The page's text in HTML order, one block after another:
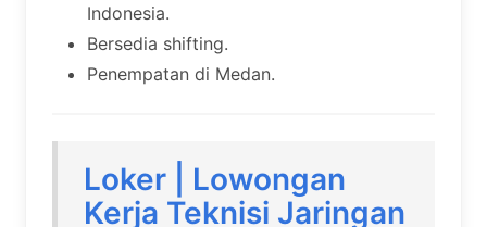
Indonesia.
Bersedia shifting.
Penempatan di Medan.
Loker | Lowongan
Kerja Teknisi Jaringan